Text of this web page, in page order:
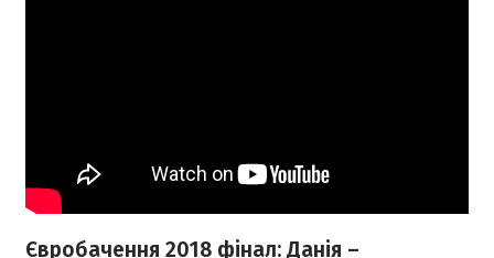
Євробачення 2018 фінал: Данія –